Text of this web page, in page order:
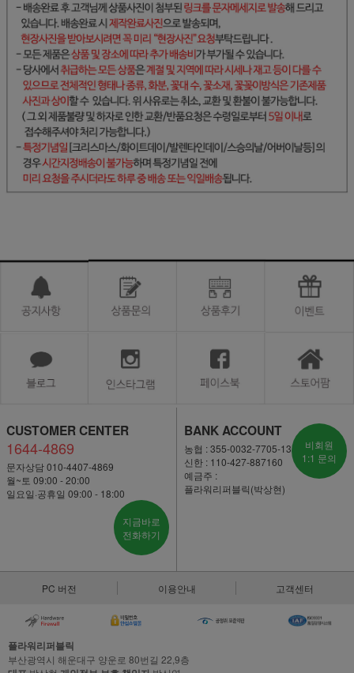
CUSTOMER CENTER
1644-4869
문자상담 010-4407-4869
월~토 09:00 - 20:00
일요일·공휴일 09:00 - 18:00
지금바로
전화하기
BANK ACCOUNT
농협 : 355-0032-7705-13
신한 : 110-427-887160
예금주 :
플라워리퍼블릭(박상현)
비회원
1:1 문의
PC 버전 이용안내 고객센터
플라워리퍼블릭
부산광역시 해운대구 양운로 80번길 22,9층